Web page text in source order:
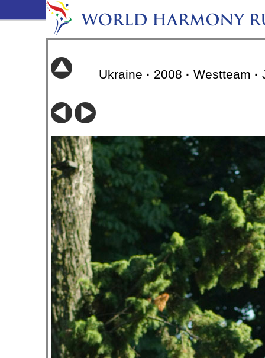
Ukraine · 2008 · Westteam ·